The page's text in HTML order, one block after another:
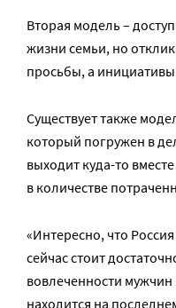
Вторая модель –
жизни семьи, но
просьбы, а
Существует также
который погружен в
выходит куда-то
в количестве
«Интересно, что
сейчас стоит
вовлеченности
находится на